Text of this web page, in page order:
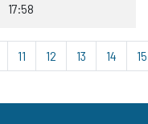
17:58
11 12 13 14 15